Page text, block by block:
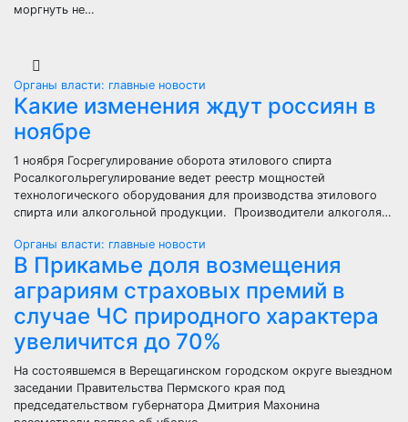
моргнуть не…
Органы власти: главные новости
Какие изменения ждут россиян в
ноябре
1 ноября Госрегулирование оборота этилового спирта
Росалкогольрегулирование ведет реестр мощностей
технологического оборудования для производства этилового
спирта или алкогольной продукции. Производители алкоголя…
Органы власти: главные новости
В Прикамье доля возмещения
аграриям страховых премий в
случае ЧС природного характера
увеличится до 70%
На состоявшемся в Верещагинском городском округе выездном
заседании Правительства Пермского края под
председательством губернатора Дмитрия Махонина